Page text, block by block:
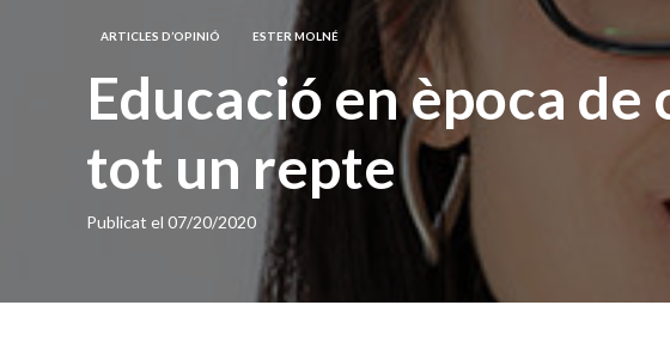
ARTICLES D’OPINIÓ ESTER MOLNÉ
Educació en època
tot un repte
Publicat el 07/20/2020